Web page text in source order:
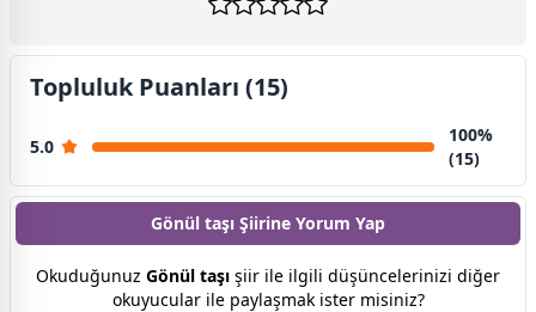
Topluluk Puanları (15)
5.0
100%
(15)
Gönül taşı Şiirine Yorum Yap
Okuduğunuz Gönül taşı şiir ile ilgili düşüncelerinizi diğer
okuyucular ile paylaşmak ister misiniz?